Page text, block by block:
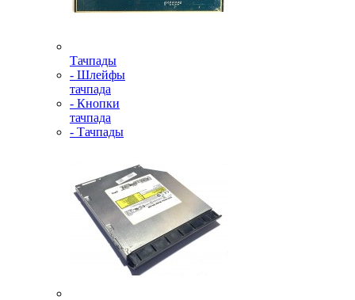
Тачпады
- Шлейфы
тачпада
- Кнопки
тачпада
- Тачпады